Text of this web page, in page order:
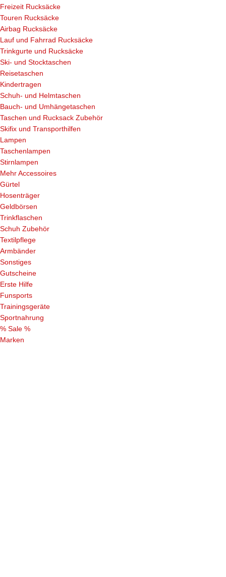
Freizeit Rucksäcke
Touren Rucksäcke
Airbag Rucksäcke
Lauf und Fahrrad Rucksäcke
Trinkgurte und Rucksäcke
Ski- und Stocktaschen
Reisetaschen
Kindertragen
Schuh- und Helmtaschen
Bauch- und Umhängetaschen
Taschen und Rucksack Zubehör
Skifix und Transporthilfen
Lampen
Taschenlampen
Stirnlampen
Mehr Accessoires
Gürtel
Hosenträger
Geldbörsen
Trinkflaschen
Schuh Zubehör
Textilpflege
Armbänder
Sonstiges
Gutscheine
Erste Hilfe
Funsports
Trainingsgeräte
Sportnahrung
% Sale %
Marken